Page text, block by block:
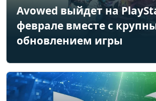
Avowed выйдет на
феврале вместе с
обновлением игры